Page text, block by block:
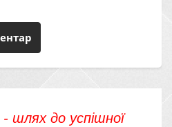
- шлях до успішної